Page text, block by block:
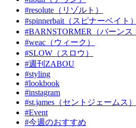
#resolute（リゾルト）
#spinnerbait（スピナーベイト）
#BARNSTORMER（バーンス
#weac（ウィーク）
#SLOW（スロウ）
#週刊ZABOU
#styling
#lookbook
#instagram
#st.james（セントジェームス）
#Event
#今週のおすすめ